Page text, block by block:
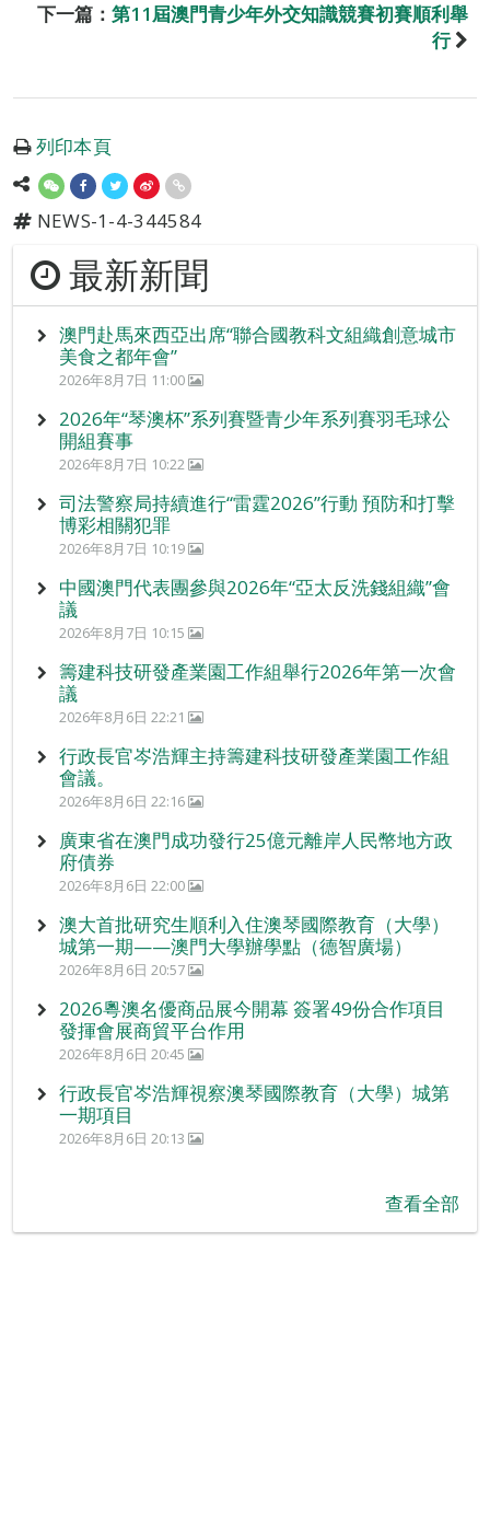
下一篇： 第11屆澳門青少年外交知識競賽初賽順利舉
行
列印本頁
NEWS-1-4-344584
最新新聞
澳門赴馬來西亞出席“聯合國教科文組織創意城市
美食之都年會”
2026年8月7日 11:00
2026年“琴澳杯”系列賽暨青少年系列賽羽毛球公
開組賽事
2026年8月7日 10:22
司法警察局持續進行“雷霆2026”行動 預防和打擊
博彩相關犯罪
2026年8月7日 10:19
中國澳門代表團參與2026年“亞太反洗錢組織”會
議
2026年8月7日 10:15
籌建科技研發產業園工作組舉行2026年第一次會
議
2026年8月6日 22:21
行政長官岑浩輝主持籌建科技研發產業園工作組
會議。
2026年8月6日 22:16
廣東省在澳門成功發行25億元離岸人民幣地方政
府債券
2026年8月6日 22:00
澳大首批研究生順利入住澳琴國際教育（大學）
城第一期——澳門大學辦學點（德智廣場）
2026年8月6日 20:57
2026粵澳名優商品展今開幕 簽署49份合作項目
發揮會展商貿平台作用
2026年8月6日 20:45
行政長官岑浩輝視察澳琴國際教育（大學）城第
一期項目
2026年8月6日 20:13
查看全部